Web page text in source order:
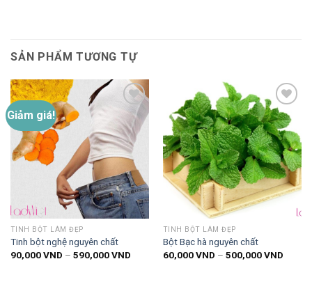
SẢN PHẨM TƯƠNG TỰ
Giảm giá!
Thêm
vào
danh
sách
yêu
thích
TINH BỘT LÀM ĐẸP
Tinh bột nghệ nguyên chất
90,000VND – 590,000VNDKhoảng
Thêm
vào
danh
sách
yêu
thích
TINH BỘT LÀM ĐẸP
Bột Bạc hà nguyên chất
60,000VND – 500,000VND